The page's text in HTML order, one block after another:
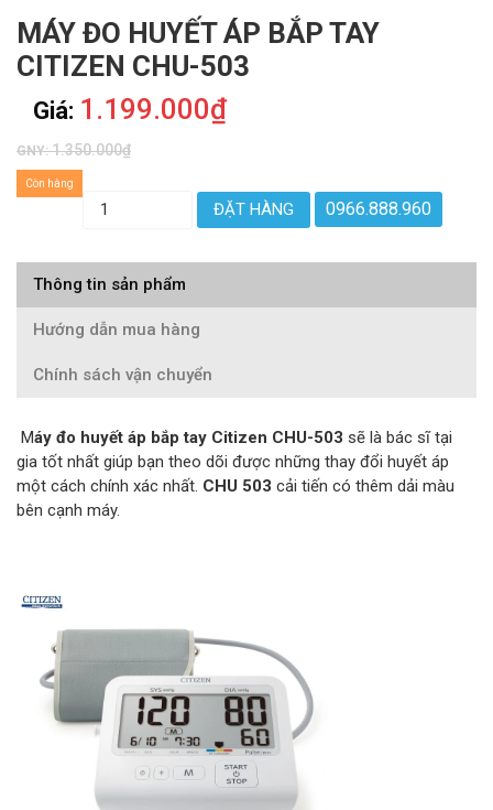
MÁY ĐO HUYẾT ÁP BẮP TAY
CITIZEN CHU-503
Giá: 1.199.000₫
GNY:1.350.000₫
Còn hàng
ĐẶT HÀNG 0966.888.960
Thông tin sản phẩm
Hướng dẫn mua hàng
Chính sách vận chuyển
Máy đo huyết áp bắp tay Citizen CHU-503 sẽ là bác sĩ tại
gia tốt nhất giúp bạn theo dõi được những thay đổi huyết áp
một cách chính xác nhất. CHU 503 cải tiến có thêm dải màu
bên cạnh máy.